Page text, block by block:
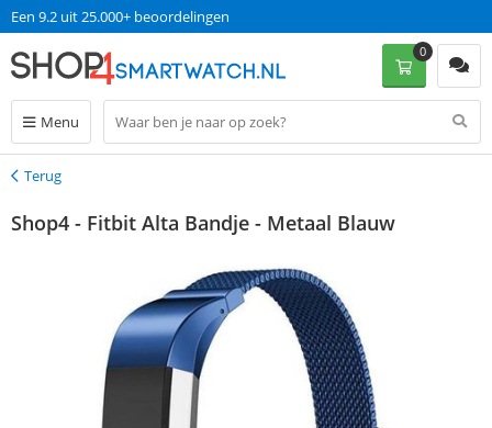
Een 9.2 uit 25.000+ beoordelingen
Menu
0
Terug
Terug
Shop4 - Fitbit Alta Bandje - Metaal Blauw